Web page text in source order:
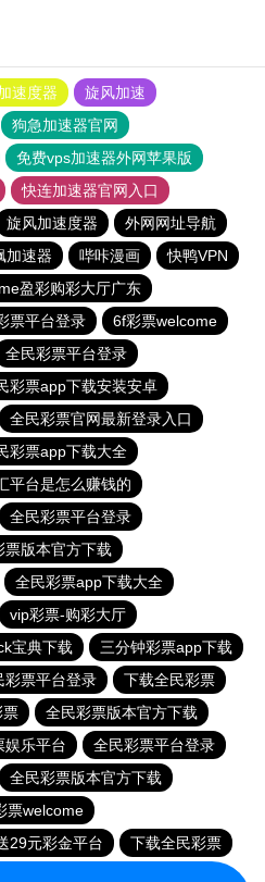
速度器
旋风加速
狗急加速器官网
免费vps加速器外网苹果版
快连加速器官网入口
旋风加速度器
外网网址导航
加速器 哔咔漫画
快鸭VPN
盈彩购彩大厅广东
票平台登录
6f彩票welcome
全民彩票平台登录
彩票app下载安装安卓
全民彩票官网最新登录入口
彩票app下载大全
平台是怎么赚钱的
全民彩票平台登录
票版本官方下载
全民彩票app下载大全
vip彩票-购彩大厅
宝典下载
三分钟彩票app下载
彩票平台登录
下载全民彩票
票
全民彩票版本官方下载
娱乐平台
全民彩票平台登录
全民彩票版本官方下载
票welcome
29元彩金平台
下载全民彩票